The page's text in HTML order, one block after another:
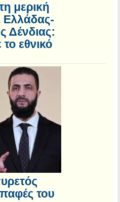
μερική
Ελλάδας-
Δένδιας:
εθνικό
του